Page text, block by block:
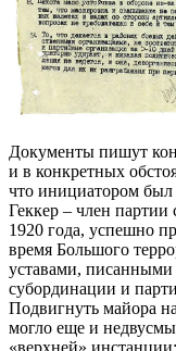
Документы пишут
и в конкретных
что инициатором
Геккер – член
1920 года, успешно
время Большого
уставами,
субординации и
Подвигнуть майора
могло еще и
«верхней»